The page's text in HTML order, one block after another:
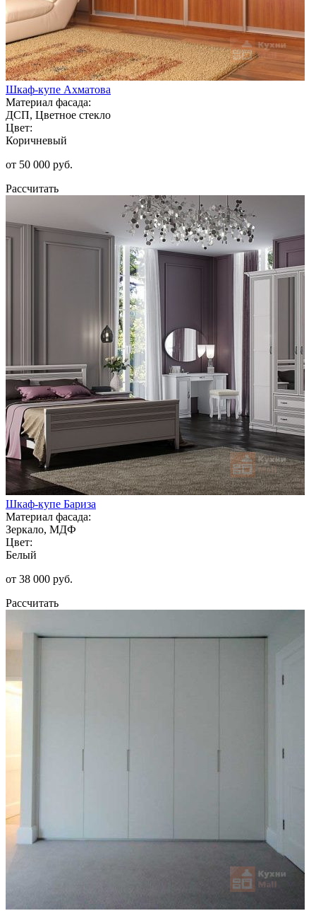
Шкаф-купе Ахматова
Материал фасада:
ДСП, Цветное стекло
Цвет:
Коричневый
от 50 000 руб.
Рассчитать
Шкаф-купе Бариза
Материал фасада:
Зеркало, МДФ
Цвет:
Белый
от 38 000 руб.
Рассчитать